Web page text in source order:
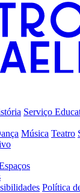
Serviço
Música Teatro
Política